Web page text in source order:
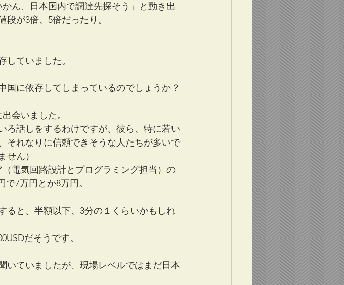
ん、日本国内で調達先探そう」と動き出
が3倍、5倍だったり。
ていました。
に依存してしまっているのでしょうか？
会いました。
ろ話しをするわけですが、彼ら、特に若い
それなりに信頼できそうな人たちが多いで
ん）
電気回路設計とプログラミング担当）の
7万円とか8万円。
ると、半額以下、3分の１くらいかもしれ
だそうです。
いていましたが、現場レベルではまだ日本